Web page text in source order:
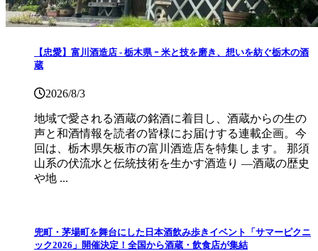
【忠愛】富川酒造店 ‐ 栃木県 ｰ 米と技を磨き、想いを紡ぐ栃木の酒
蔵
2026/8/3
地域で愛される酒蔵の銘酒に着目し、酒蔵からの生の
声と和酒情報を読者の皆様にお届けする連載企画。今
回は、栃木県矢板市の富川酒造店を特集します。 那須
山系の伏流水と伝統技術を生かす酒造り ―酒蔵の歴史
や地 ...
兜町・茅場町を舞台にした日本酒飲み歩きイベント「サマーピクニ
ック2026」開催決定！全国から酒蔵・飲食店が集結